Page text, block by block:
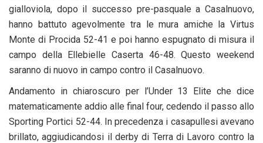
gialloviola, dopo il successo pre-pasquale a Casalnuovo,
hanno battuto agevolmente tra le mura amiche la Virtus
Monte di Procida 52-41 e poi hanno espugnato di misura il
campo della Ellebielle Caserta 46-48. Questo weekend
saranno di nuovo in campo contro il Casalnuovo.
Andamento in chiaroscuro per l’Under 13 Elite che dice
matematicamente addio alle final four, cedendo il passo allo
Sporting Portici 52-44. In precedenza i casapullesi avevano
brillato, aggiudicandosi il derby di Terra di Lavoro contro la